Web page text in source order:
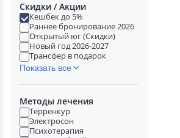
Скидки / Акции
Кешбек до 5%
Раннее бронирование 2026
Открытый юг (Скидки)
Новый год 2026-2027
Трансфер в подарок
Показать все
Методы лечения
Терренкур
Электросон
Психотерапия